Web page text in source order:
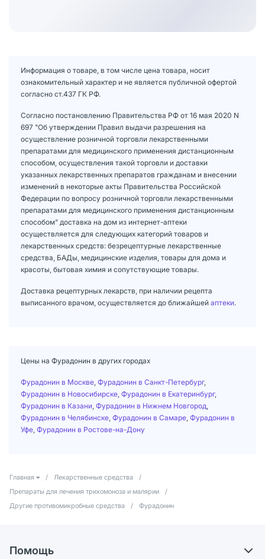
Информация о товаре, в том числе цена товара, носит
ознакомительный характер и не является публичной офертой
согласно ст.437 ГК РФ.
Согласно постановлению Правительства РФ от 16 мая 2020 N
697 "Об утверждении Правил выдачи разрешения на
осуществление розничной торговли лекарственными
препаратами для медицинского применения дистанционным
способом, осуществления такой торговли и доставки
указанных лекарственных препаратов гражданам и внесении
изменений в некоторые акты Правительства Российской
Федерации по вопросу розничной торговли лекарственными
препаратами для медицинского применения дистанционным
способом" доставка на дом из интернет-аптеки
осуществляется для следующих категорий товаров и
лекарственных средств: безрецептурные лекарственные
средства, БАДы, медицинские изделия, товары для дома и
красоты, бытовая химия и сопутствующие товары.
Доставка рецептурных лекарств, при наличии рецепта
выписанного врачом, осуществляется до ближайшей аптеки.
Цены на Фурадонин в других городах
Фурадонин в Москве Фурадонин в Санкт-Петербург,
Фурадонин в Новосибирске Фурадонин в Екатеринбург,
Фурадонин в Казани Фурадонин в Нижнем Новгород
Фурадонин в Челябинске Фурадонин в Самаре Фурадонин в
Уфе Фурадонин в Ростове-на-Дону
Главная / Лекарственные средства
/
Препараты для лечения трихомоноза и малярии
/
Другие противомикробные средства
/ Фурадонин
Помощь